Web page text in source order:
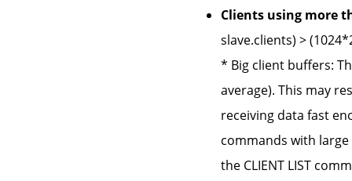
Clients using more
slave.clients) >
* Big client buffers:
average). This may
receiving data fast
commands with
the CLIENT LIST